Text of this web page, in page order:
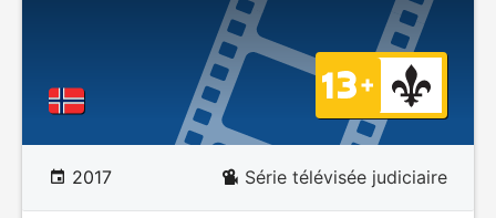
2017 Série télévisée judiciaire